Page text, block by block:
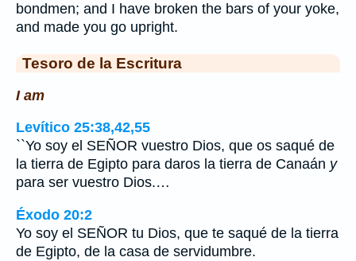
bondmen; and I have broken the bars of your yoke,
and made you go upright.
Tesoro de la Escritura
I am
Levítico 25:38,42,55
``Yo soy el SEÑOR vuestro Dios, que os saqué de
la tierra de Egipto para daros la tierra de Canaán y
para ser vuestro Dios.…
Éxodo 20:2
Yo soy el SEÑOR tu Dios, que te saqué de la tierra
de Egipto, de la casa de servidumbre.